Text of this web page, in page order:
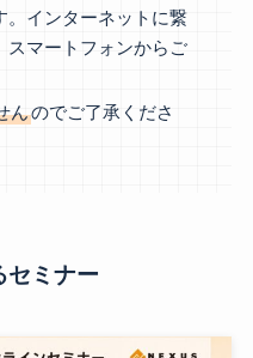
。インターネットに繋
スマートフォンからご
んのでご了承くださ
セミナー